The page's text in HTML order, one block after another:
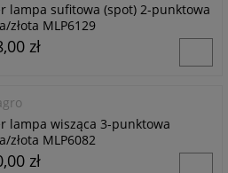
lampa sufitowa (spot) 2-punktowa
złota MLP6129
zł
lampa wisząca 3-punktowa
złota MLP6082
zł